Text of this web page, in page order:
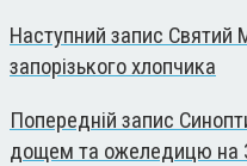
Наступний запис Святий
запорізького хлопчика
Попередній запис
дощем та ожеледицю на